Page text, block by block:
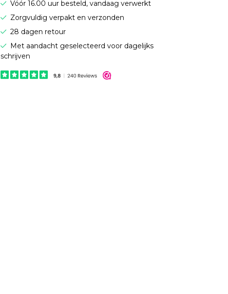
Vóór 16.00 uur besteld, vandaag verwerkt
Zorgvuldig verpakt en verzonden
28 dagen retour
Met aandacht geselecteerd voor dagelijks
schrijven